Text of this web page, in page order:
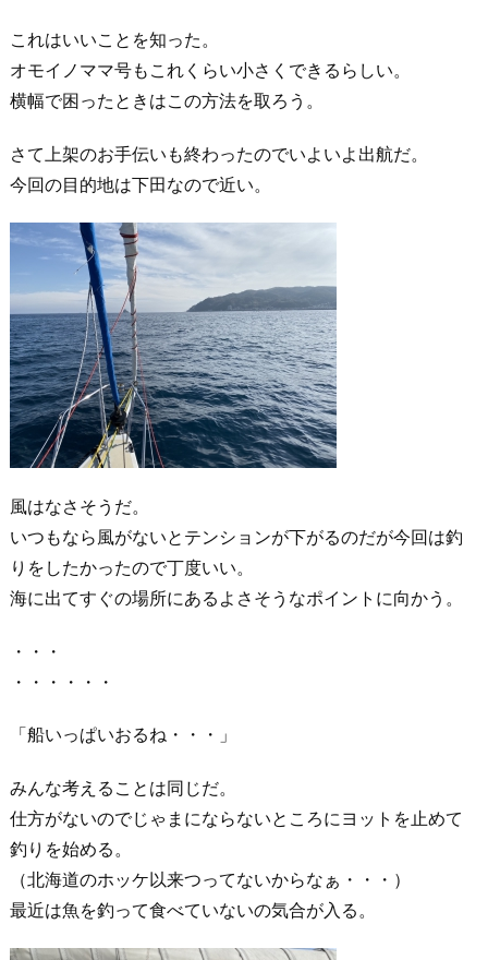
これはいいことを知った。
オモイノママ号もこれくらい小さくできるらしい。
横幅で困ったときはこの方法を取ろう。
さて上架のお手伝いも終わったのでいよいよ出航だ。
今回の目的地は下田なので近い。
風はなさそうだ。
いつもなら風がないとテンションが下がるのだが今回は釣
りをしたかったので丁度いい。
海に出てすぐの場所にあるよさそうなポイントに向かう。
・・・
・・・・・・
「船いっぱいおるね・・・」
みんな考えることは同じだ。
仕方がないのでじゃまにならないところにヨットを止めて
釣りを始める。
（北海道のホッケ以来つってないからなぁ・・・）
最近は魚を釣って食べていないの気合が入る。